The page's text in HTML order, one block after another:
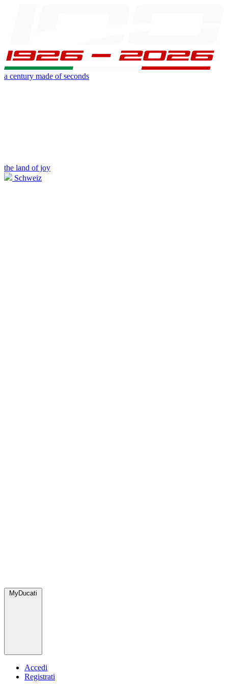
a century made of seconds
the land of joy
Schweiz
MyDucati
Accedi
Registrati